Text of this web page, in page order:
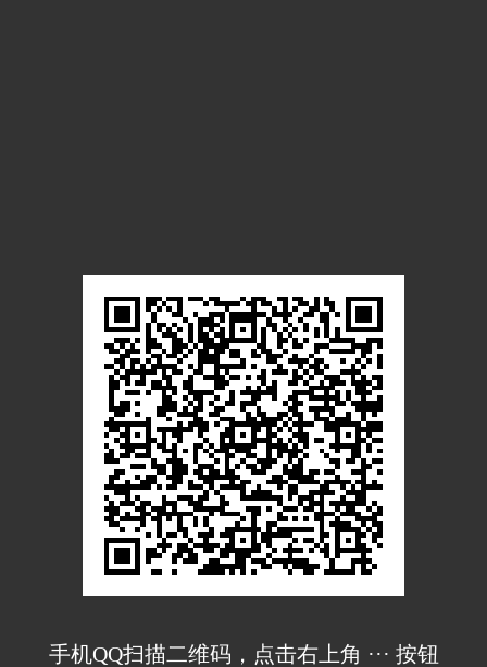
手机QQ扫描二维码，点击右上角 ··· 按钮